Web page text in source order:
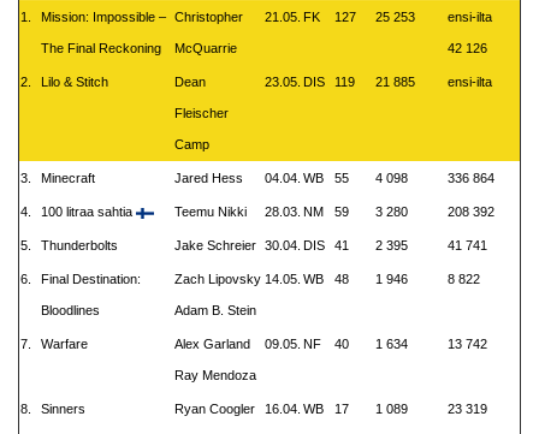
1. Mission: Impossible –
The Final Reckoning
Christopher
McQuarrie
21.05. FK 127 25 253 ensi-ilta
42 126
2. Lilo & Stitch Dean
Fleischer
Camp
23.05. DIS 119 21 885 ensi-ilta
3. Minecraft Jared Hess 04.04. WB 55 4 098 336 864
4. 100 litraa sahtia Teemu Nikki 28.03. NM 59 3 280 208 392
5. Thunderbolts Jake Schreier 30.04. DIS 41 2 395 41 741
6. Final Destination:
Bloodlines
Zach Lipovsky
Adam B. Stein
14.05. WB 48 1 946 8 822
7. Warfare Alex Garland
Ray Mendoza
09.05. NF 40 1 634 13 742
8. Sinners Ryan Coogler 16.04. WB 17 1 089 23 319